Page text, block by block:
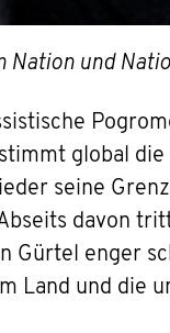
Nation und
global
seine
davon
Gürtel enger
Land und die